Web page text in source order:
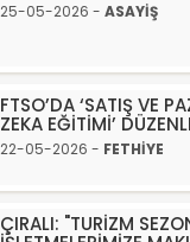
25-05-2026 - ASAYİŞ
FTSO’DA ‘SATIŞ VE
ZEKA EĞİTİMİ’
22-05-2026 - FETHİYE
ÇIRALI: "TURİZM